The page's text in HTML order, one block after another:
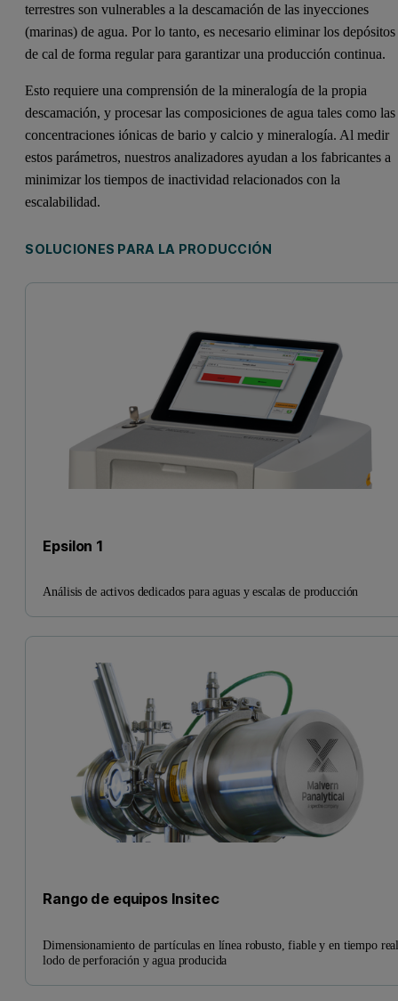
terrestres son vulnerables a la descamación de las inyecciones
(marinas) de agua. Por lo tanto, es necesario eliminar los depósitos
de cal de forma regular para garantizar una producción continua.
Esto requiere una comprensión de la mineralogía de la propia
descamación, y procesar las composiciones de agua tales como las
concentraciones iónicas de bario y calcio y mineralogía. Al medir
estos parámetros, nuestros analizadores ayudan a los fabricantes a
minimizar los tiempos de inactividad relacionados con la
escalabilidad.
SOLUCIONES PARA LA PRODUCCIÓN
Epsilon 1
Análisis de activos dedicados para aguas y escalas de producción
Rango de equipos Insitec
Dimensionamiento de partículas en línea robusto, fiable y en tiempo
lodo de perforación y agua producida